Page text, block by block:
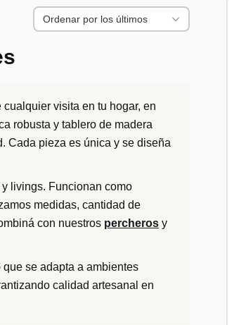
visita en tu hogar, en
robusta y tablero de madera
Cada pieza es única y se diseña
livings. Funcionan como
medidas, cantidad de
con nuestros percheros y
se adapta a ambientes
calidad artesanal en